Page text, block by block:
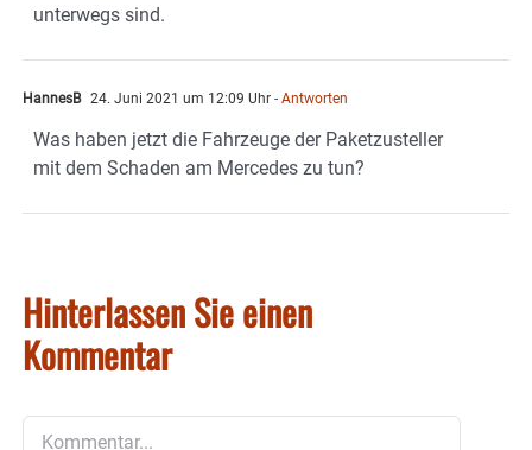
unterwegs sind.
HannesB 24. Juni 2021 um 12:09 Uhr - Antworten
Was haben jetzt die Fahrzeuge der Paketzusteller
mit dem Schaden am Mercedes zu tun?
Hinterlassen Sie einen
Kommentar